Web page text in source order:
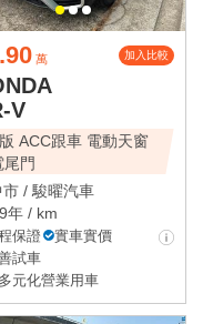
萬 加入比較
V
ACC跟車 電動天窗
尾門
市 / 駿曜汽車
年 / km
保證
實車實價
試車
元化營業用車